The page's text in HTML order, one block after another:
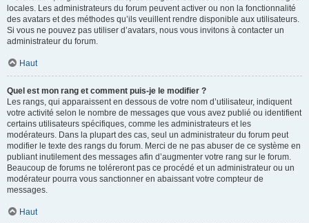
locales. Les administrateurs du forum peuvent activer ou non la fonctionnalité
des avatars et des méthodes qu’ils veuillent rendre disponible aux utilisateurs.
Si vous ne pouvez pas utiliser d’avatars, nous vous invitons à contacter un
administrateur du forum.
Haut
Quel est mon rang et comment puis-je le modifier ?
Les rangs, qui apparaissent en dessous de votre nom d’utilisateur, indiquent
votre activité selon le nombre de messages que vous avez publié ou identifient
certains utilisateurs spécifiques, comme les administrateurs et les
modérateurs. Dans la plupart des cas, seul un administrateur du forum peut
modifier le texte des rangs du forum. Merci de ne pas abuser de ce système en
publiant inutilement des messages afin d’augmenter votre rang sur le forum.
Beaucoup de forums ne toléreront pas ce procédé et un administrateur ou un
modérateur pourra vous sanctionner en abaissant votre compteur de
messages.
Haut